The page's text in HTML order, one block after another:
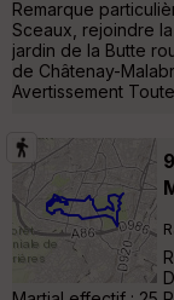
Remarque
Sceaux, rejoindre
jardin de la Butte
de Châtenay-
Avertissement